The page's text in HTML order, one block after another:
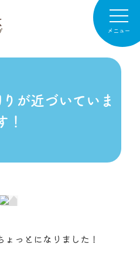
メニュー
が近づいていま
！
っとになりました！